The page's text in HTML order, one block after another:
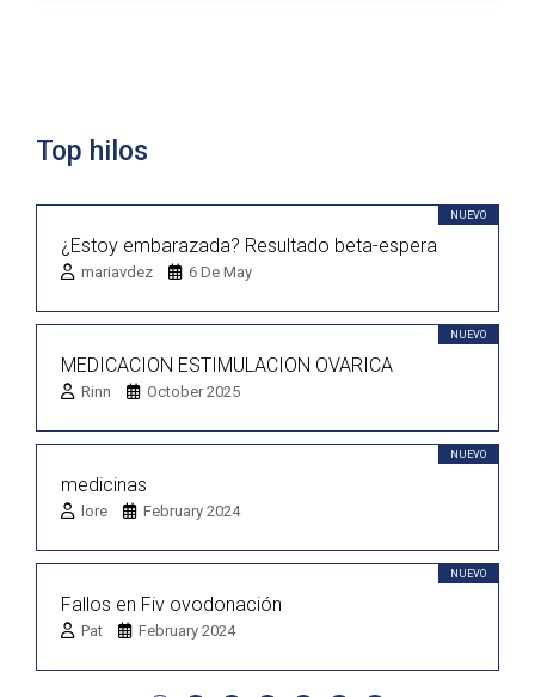
Top hilos
NUEVO
¿Estoy embarazada? Resultado beta-espera
mariavdez 6 De May
NUEVO
MEDICACION ESTIMULACION OVARICA
Rinn October 2025
NUEVO
medicinas
lore February 2024
NUEVO
Fallos en Fiv ovodonación
Pat February 2024